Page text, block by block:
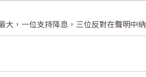
大，一位支持降息，三位反對在聲明中